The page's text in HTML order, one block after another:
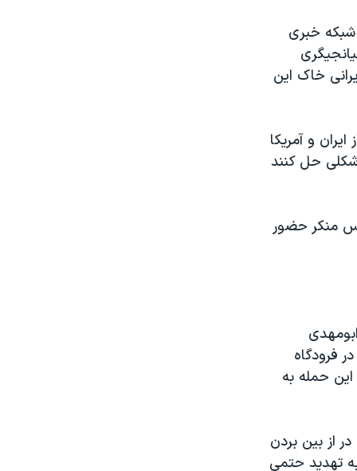
به نقل از شبکه خبری
خاک این
و آمریکا
شکلی حل کنند
منکر حضور
فرودگاه
این حمله به
از بین بردن
تهدید حتمی